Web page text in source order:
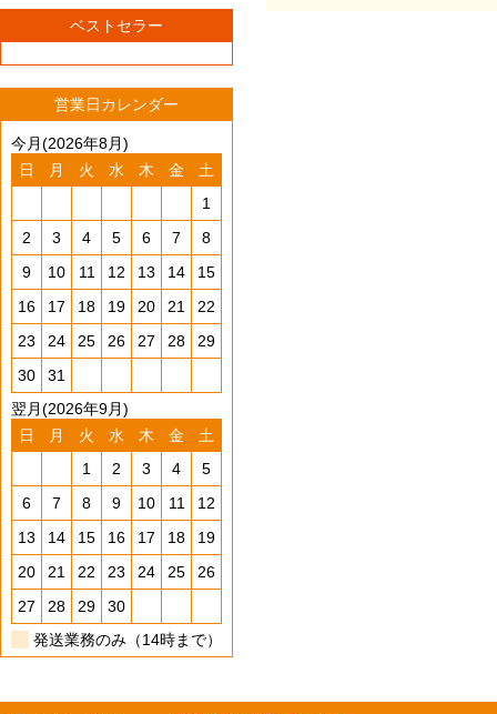
ベストセラー
営業日カレンダー
今月(2026年8月)
日
月 火 水 木 金
土
1
2
3 4 5 6 7
8
9
10 11 12 13 14
15
16
17 18 19 20 21
22
23
24 25 26 27 28
29
30
31
翌月(2026年9月)
日
月 火 水 木 金
土
1
2 3 4
5
6
7 8 9 10 11
12
13
14 15 16 17 18
19
20
21 22 23 24 25
26
27
28 29
30
発送業務のみ（14時まで）